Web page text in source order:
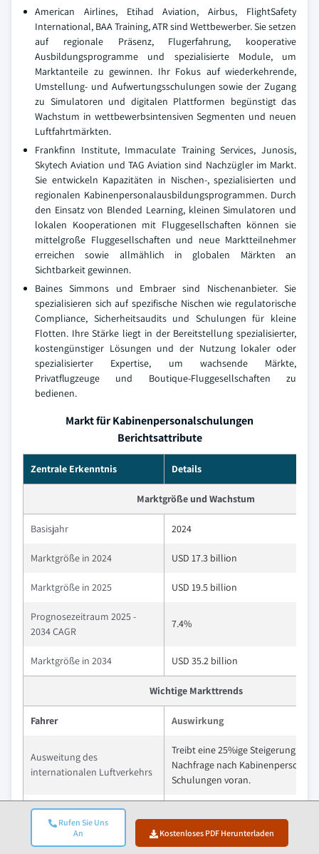
Rufen Sie Uns
An
Kostenloses PDF Herunterladen
American Airlines, Etihad Aviation, Airbus, FlightSafety
International, BAA Training, ATR sind Wettbewerber. Sie setzen
auf regionale Präsenz, Flugerfahrung, kooperative
Ausbildungsprogramme und spezialisierte Module, um
Marktanteile zu gewinnen. Ihr Fokus auf wiederkehrende,
Umstellung- und Aufwertungsschulungen sowie der Zugang
zu Simulatoren und digitalen Plattformen begünstigt das
Wachstum in wettbewerbsintensiven Segmenten und neuen
Luftfahrtmärkten.
Frankfinn Institute, Immaculate Training Services, Junosis,
Skytech Aviation und TAG Aviation sind Nachzügler im Markt.
Sie entwickeln Kapazitäten in Nischen-, spezialisierten und
regionalen Kabinenpersonalausbildungsprogrammen. Durch
den Einsatz von Blended Learning, kleinen Simulatoren und
lokalen Kooperationen mit Fluggesellschaften können sie
mittelgroße Fluggesellschaften und neue Marktteilnehmer
erreichen sowie allmählich in globalen Märkten an
Sichtbarkeit gewinnen.
Baines Simmons und Embraer sind Nischenanbieter. Sie
spezialisieren sich auf spezifische Nischen wie regulatorische
Compliance, Sicherheitsaudits und Schulungen für kleine
Flotten. Ihre Stärke liegt in der Bereitstellung spezialisierter,
kostengünstiger Lösungen und der Nutzung lokaler oder
spezialisierter Expertise, um wachsende Märkte,
Privatflugzeuge und Boutique-Fluggesellschaften zu
bedienen.
Markt für Kabinenpersonalschulungen
Berichtsattribute
Zentrale Erkenntnis Details
Marktgröße und Wachstum
Basisjahr 2024
Marktgröße in 2024 USD 17.3 billion
Marktgröße in 2025 USD 19.5 billion
Prognosezeitraum 2025 -
2034 CAGR
7.4%
Marktgröße in 2034 USD 35.2 billion
Wichtige Markttrends
Fahrer Auswirkung
Ausweitung des
internationalen Luftverkehrs
Treibt eine 25%ige Steigerung der
Nachfrage nach Kabinenpersonal-
Schulungen voran.
Flottenausbau und neue
Fluggesellschaftsgrundungen
Umstiegsschulungsprogramme.